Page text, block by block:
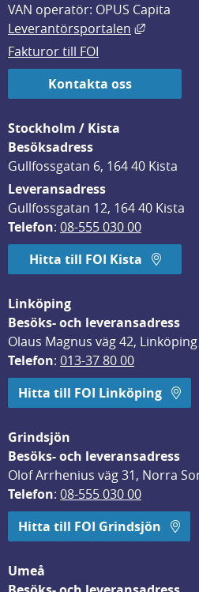
VAN operatör: OPUS Capita
Leverantörsportalen
Länk till
Fakturor till FOI
Kontakta oss
Stockholm / Kista
Besöksadress
Gullfossgatan 6, 164 40 Kista
Leveransadress
Gullfossgatan 12, 164 40 Kista
Telefon: 08-555 030 00
Hitta till FOI Kista
Linköping
Besöks- och leveransadress
Olaus Magnus väg 42, Linköping
Telefon: 013-37 80 00
Hitta till FOI Linköping
Grindsjön
Besöks- och leveransadress
Olof Arrhenius väg 31, Norra
Telefon: 08-555 030 00
Hitta till FOI Grindsjön
Umeå